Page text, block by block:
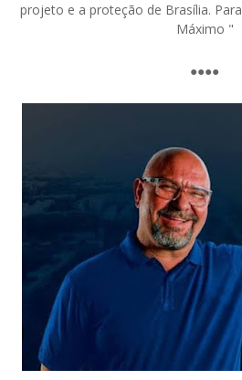
projeto e a proteção de Brasília.
Máximo "
●●●●